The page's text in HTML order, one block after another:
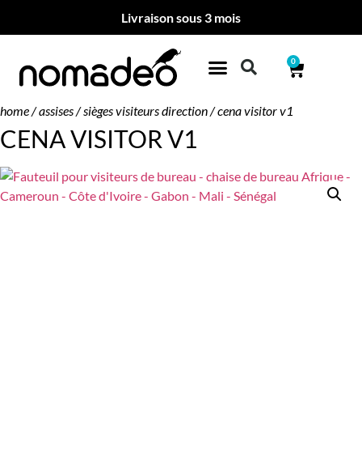
Livraison sous 3 mois
0
home/assises/sièges visiteurs direction/ cena visitor v1
CENA VISITOR V1